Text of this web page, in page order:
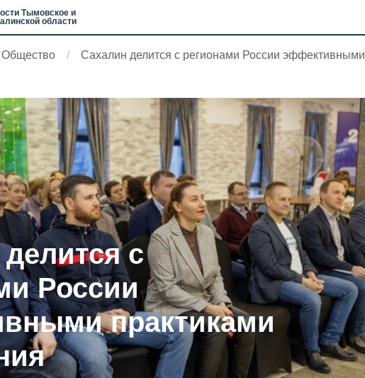
Тымовское и
области
Общество
Сахалин делится с регионами России эффективными
с
России
практиками